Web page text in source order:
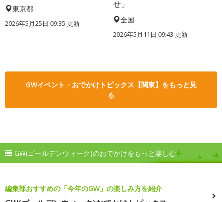
東京都
2026年5月25日 09:35 更新
せ」
全国
2026年5月11日 09:43 更新
GWイベント・おでかけトピックス【関東】をもっと見
る
GW(ゴールデンウィーク)のおでかけをもっと楽しむ
編集部おすすめの「今年のGW」の楽しみ方を紹介